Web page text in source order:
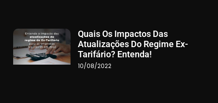
Quais Os Impactos Das
Atualizações Do Regime Ex-
Tarifário? Entenda!
10/08/2022